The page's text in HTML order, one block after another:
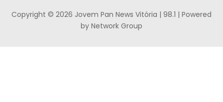
Copyright © 2026 Jovem Pan News Vitória | 98.1 | Powered
by Network Group